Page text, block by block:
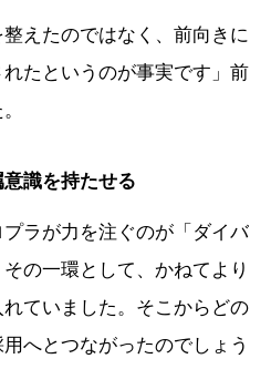
整えたのではなく、前向きに
たというのが事実です」前
識を持たせる
ラが力を注ぐのが「ダイバ
の一環として、かねてより
ていました。そこからどの
へとつながったのでしょう